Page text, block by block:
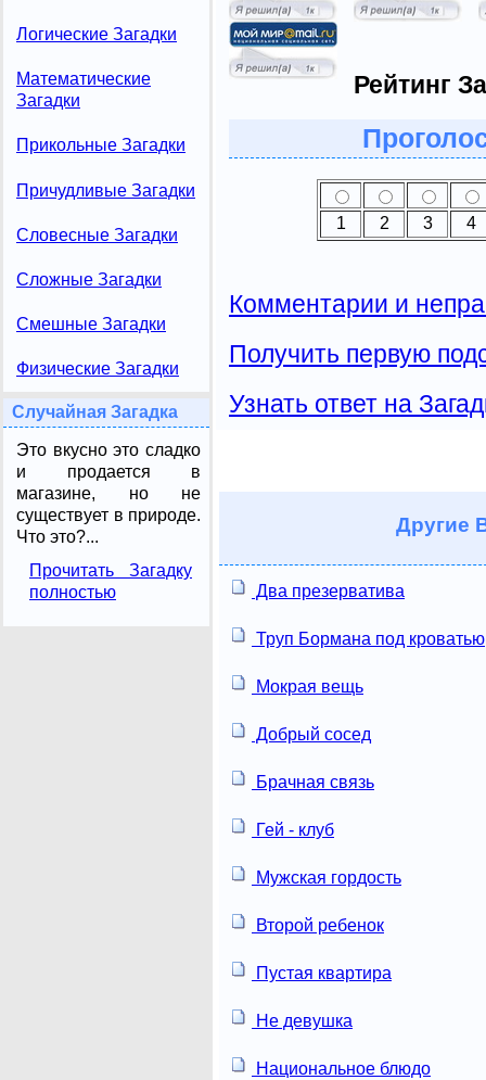
Логические Загадки
Математические
Загадки
Прикольные Загадки
Причудливые Загадки
Словесные Загадки
Сложные Загадки
Смешные Загадки
Физические Загадки
Случайная Загадка
Это вкусно это сладко
и продается в
магазине, но не
существует в природе.
Что это?...
Прочитать Загадку
полностью
Рейтинг
1 2 3 4
Комментарии и
Получить первую
Узнать ответ на
Другие
Два презерватива
Труп Бормана под кроватью
Мокрая вещь
Добрый сосед
Брачная связь
Гей - клуб
Мужская гордость
Второй ребенок
Пустая квартира
Не девушка
Национальное блюдо